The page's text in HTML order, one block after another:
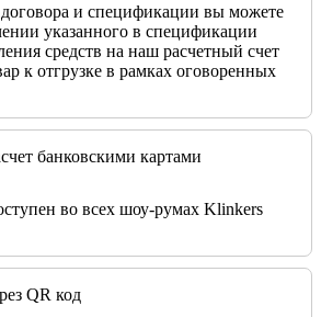
и спецификации вы можете
указанного в спецификации
средств на наш расчетный счет
к отгрузке в рамках оговоренных
банковскими картами
во всех шоу-румах Klinkers
QR код